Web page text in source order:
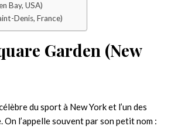
Bay, USA)
Denis, France)
Garden (New
du sport à New York et l’un des
On l’appelle souvent par son petit nom :